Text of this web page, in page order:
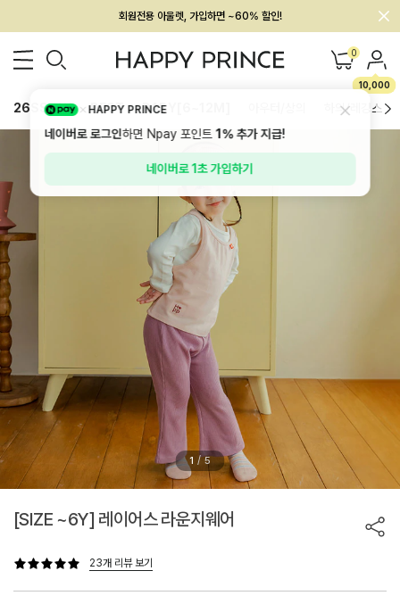
멤버십 최대 28,000원 혜택
0
10,000
26SS 신상 BEST BABY[6~12M] 하의/레깅스
1 / 5
[SIZE ~6Y] 레이어스 라운지웨어
23개 리뷰 보기
HAPPY PRINCE
네이버로 로그인하면 Npay 포인트1%추가 지급!
네이버로 1초 가입하기